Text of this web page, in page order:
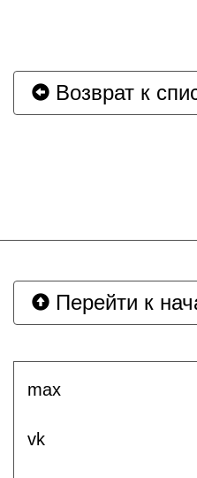
Возврат к
Перейти к
max
vk